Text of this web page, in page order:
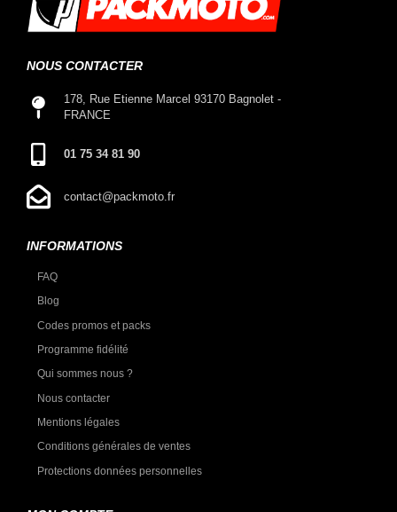
NOUS CONTACTER
178, Rue Etienne Marcel 93170 Bagnolet -
FRANCE
01 75 34 81 90
contact@packmoto.fr
INFORMATIONS
FAQ
Blog
Codes promos et packs
Programme fidélité
Qui sommes nous ?
Nous contacter
Mentions légales
Conditions générales de ventes
Protections données personnelles